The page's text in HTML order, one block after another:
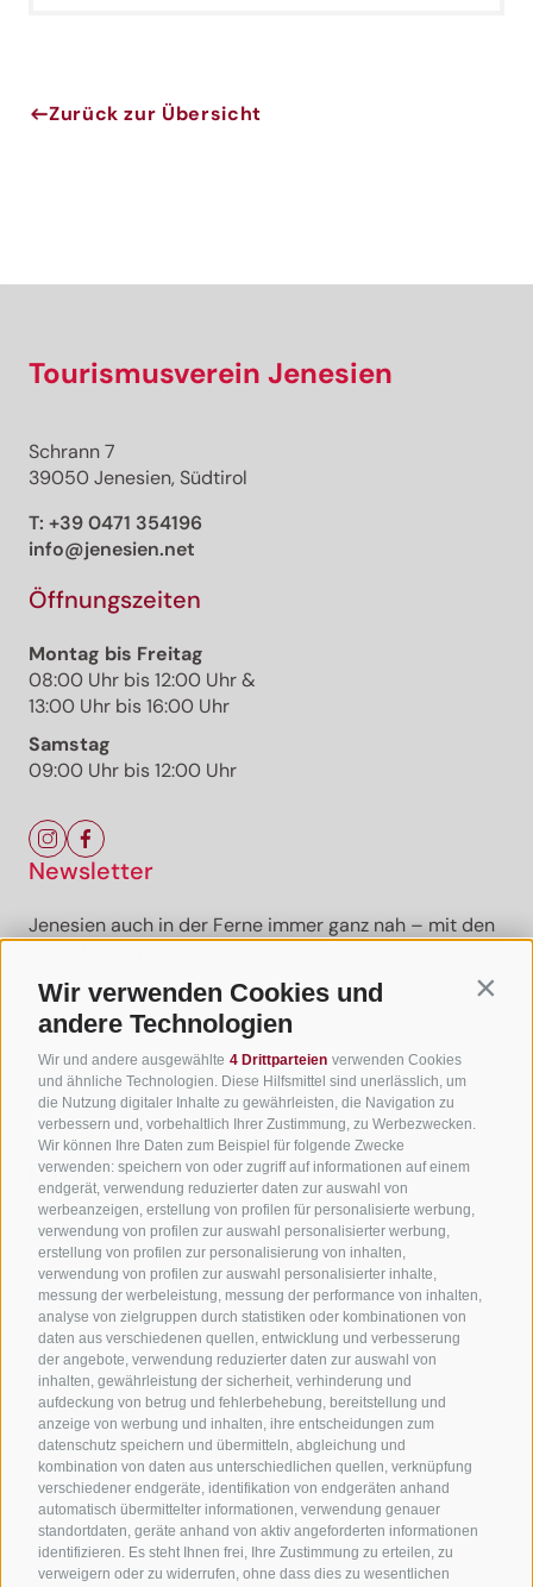
Wir verwenden Cookies und
andere Technologien
Wir und andere ausgewählte 4 Drittparteien verwenden Cookies
und ähnliche Technologien. Diese Hilfsmittel sind unerlässlich, um
die Nutzung digitaler Inhalte zu gewährleisten, die Navigation zu
verbessern und, vorbehaltlich Ihrer Zustimmung, zu Werbezwecken.
Wir können Ihre Daten zum Beispiel für folgende Zwecke
verwenden: speichern von oder zugriff auf informationen auf einem
endgerät, verwendung reduzierter daten zur auswahl von
werbeanzeigen, erstellung von profilen für personalisierte werbung,
verwendung von profilen zur auswahl personalisierter werbung,
erstellung von profilen zur personalisierung von inhalten,
verwendung von profilen zur auswahl personalisierter inhalte,
messung der werbeleistung, messung der performance von inhalten,
analyse von zielgruppen durch statistiken oder kombinationen von
daten aus verschiedenen quellen, entwicklung und verbesserung
der angebote, verwendung reduzierter daten zur auswahl von
inhalten, gewährleistung der sicherheit, verhinderung und
aufdeckung von betrug und fehlerbehebung, bereitstellung und
anzeige von werbung und inhalten, ihre entscheidungen zum
datenschutz speichern und übermitteln, abgleichung und
kombination von daten aus unterschiedlichen quellen, verknüpfung
verschiedener endgeräte, identifikation von endgeräten anhand
automatisch übermittelter informationen, verwendung genauer
standortdaten, geräte anhand von aktiv angeforderten informationen
identifizieren. Es steht Ihnen frei, Ihre Zustimmung zu erteilen, zu
verweigern oder zu widerrufen, ohne dass dies zu wesentlichen
Zurück zur Übersicht
Tourismusverein Jenesien
Schrann 7
39050 Jenesien, Südtirol
T: +39 0471 354196
info@jenesien.net
Öffnungszeiten
Montag bis Freitag
08:00 Uhr bis 12:00 Uhr &
13:00 Uhr bis 16:00 Uhr
Samstag
09:00 Uhr bis 12:00 Uhr
Newsletter
Jenesien auch in der Ferne immer ganz nah – mit den
Ferienregion.
Newsletter anmelden
Nützliche Links
Alle Unterkünfte
Hotels in Jenesien
Camping in Jenesien
Ferienwohnungen in Jenesien
B&B - Gästezimmervermieter
Urlaub auf dem Bauernhof
Südtirol Apps für unterwegs
Jobs